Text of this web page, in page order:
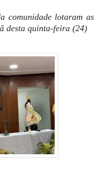
comunidade lotaram as
desta quinta-feira (24)